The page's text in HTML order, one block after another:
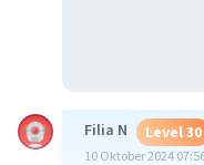
Filia N Level 30
10 Oktober 2024